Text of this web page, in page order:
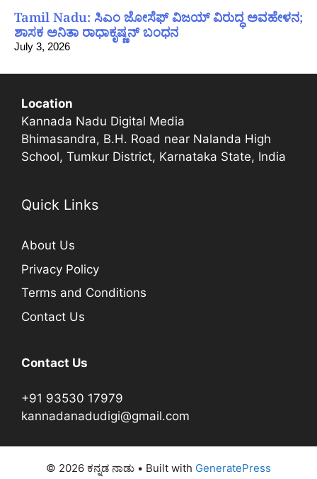
Tamil Nadu: ಸಿಎಂ ಜೋಸೆಫ್ ವಿಜಯ್ ವಿರುದ್ಧ ಅವಹೇಳನ;
ಶಾಸಕ ಅನಿತಾ ರಾಧಾಕೃಷ್ಣನ್ ಬಂಧನ
July 3, 2026
Location
Kannada Nadu Digital Media
Bhimasandra, B.H. Road near Nalanda High
School, Tumkur District, Karnataka State, India
Quick Links
About Us
Privacy Policy
Terms and Conditions
Contact Us
Contact Us
+91 93530 17979
kannadanadudigi@gmail.com
© 2026 ಕನ್ನಡ ನಾಡು • Built with GeneratePress